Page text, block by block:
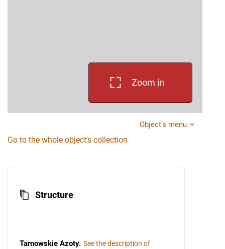
Zoom in
Object's menu
Go to the whole object's collection
Structure
Tarnowskie Azoty. See the description of